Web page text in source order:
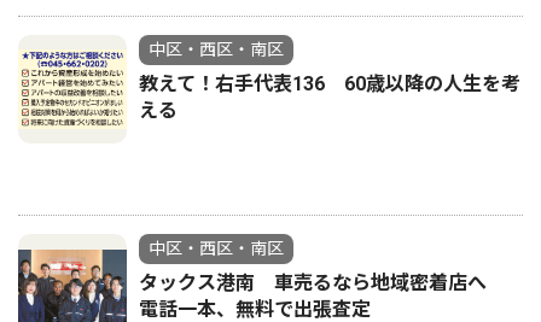
中区・西区・南区
教えて！右手代表136 60歳以降の人生を考
える
中区・西区・南区
タックス港南 車売るなら地域密着店へ
電話一本、無料で出張査定